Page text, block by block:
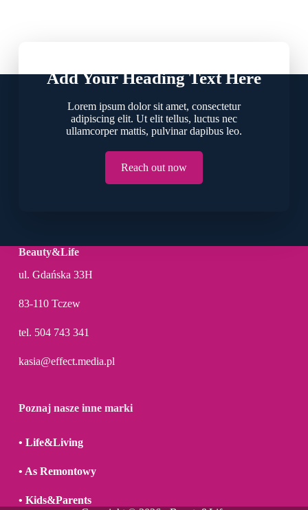
Add Your Heading Text Here
Lorem ipsum dolor sit amet, consectetur
adipiscing elit. Ut elit tellus, luctus nec
ullamcorper mattis, pulvinar dapibus leo.
Reach out now
Beauty&Life
ul. Gdańska 33H
83-110 Tczew
tel. 504 743 341
kasia@effect.media.pl
Poznaj nasze inne marki
• Life&Living
• As Remontowy
• Kids&Parents